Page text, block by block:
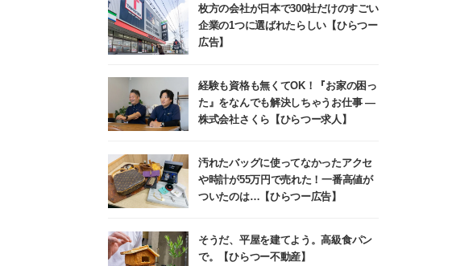
枚方の会社が日本で300社だけのすごい
企業の1つに選ばれたらしい【ひらつー
広告】
経験も資格も無くてOK！『お家の困っ
た』をなんでも解決しちゃうお仕事 ―
株式会社さくら【ひらつー求人】
汚れたバッグに使ってなかったアクセ
や時計が55万円で売れた！一番高値が
ついたのは…【ひらつー広告】
そうだ、平屋を建てよう。高級食パン
で。【ひらつー不動産】